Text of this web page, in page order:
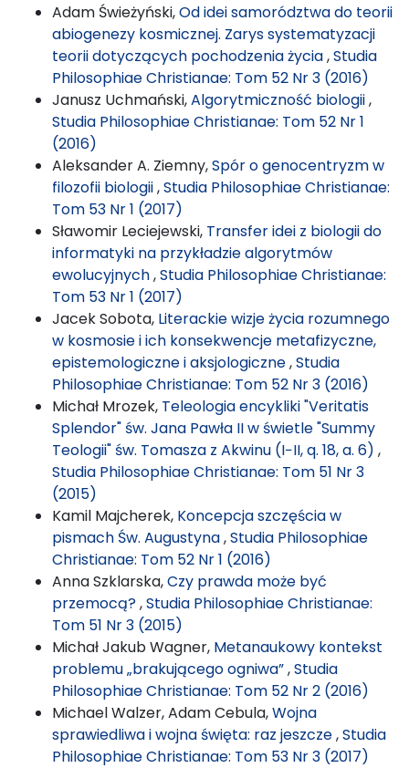
Adam Świeżyński,Od idei samorództwa do teorii
abiogenezy kosmicznej. Zarys systematyzacji
teorii dotyczących pochodzenia życia,Studia
Philosophiae Christianae: Tom 52 Nr 3 (2016)
Janusz Uchmański,Algorytmiczność biologii,
Studia Philosophiae Christianae: Tom 52 Nr 1
(2016)
Aleksander A. Ziemny,Spór o genocentryzm w
filozofii biologii,Studia Philosophiae Christianae:
Tom 53 Nr 1 (2017)
Sławomir Leciejewski, Transfer idei z biologii do
informatyki na przykładzie algorytmów
ewolucyjnych,Studia Philosophiae Christianae:
Tom 53 Nr 1 (2017)
Jacek Sobota, Literackie wizje życia rozumnego
w kosmosie i ich konsekwencje metafizyczne,
epistemologiczne i aksjologiczne,Studia
Philosophiae Christianae: Tom 52 Nr 3 (2016)
Michał Mrozek, Teleologia encykliki "Veritatis
Splendor" św. Jana Pawła II w świetle "Summy
Teologii" św. Tomasza z Akwinu (I−II, q. 18, a. 6) ,
Studia Philosophiae Christianae: Tom 51 Nr 3
(2015)
Kamil Majcherek, Koncepcja szczęścia w
pismach Św. Augustyna,Studia Philosophiae
Christianae: Tom 52 Nr 1 (2016)
Anna Szklarska,Czy prawda może być
przemocą?,Studia Philosophiae Christianae:
Tom 51 Nr 3 (2015)
Michał Jakub Wagner, Metanaukowy kontekst
problemu „brakującego ogniwa”,Studia
Philosophiae Christianae: Tom 52 Nr 2 (2016)
Michael Walzer, Adam Cebula,Wojna
sprawiedliwa i wojna święta: raz jeszcze,Studia
Philosophiae Christianae: Tom 53 Nr 3 (2017)